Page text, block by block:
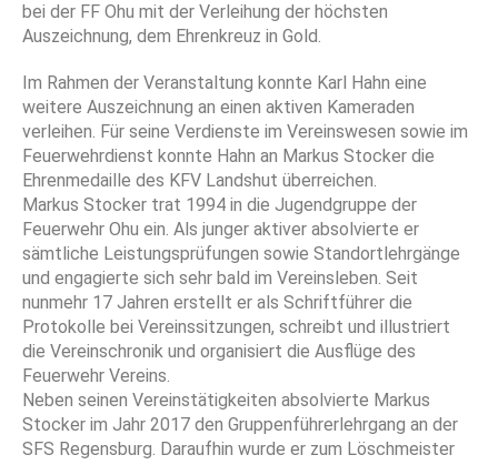
bei der FF Ohu mit der Verleihung der höchsten
Auszeichnung, dem Ehrenkreuz in Gold.
Im Rahmen der Veranstaltung konnte Karl Hahn eine
weitere Auszeichnung an einen aktiven Kameraden
verleihen. Für seine Verdienste im Vereinswesen sowie im
Feuerwehrdienst konnte Hahn an Markus Stocker die
Ehrenmedaille des KFV Landshut überreichen.
Markus Stocker trat 1994 in die Jugendgruppe der
Feuerwehr Ohu ein. Als junger aktiver absolvierte er
sämtliche Leistungsprüfungen sowie Standortlehrgänge
und engagierte sich sehr bald im Vereinsleben. Seit
nunmehr 17 Jahren erstellt er als Schriftführer die
Protokolle bei Vereinssitzungen, schreibt und illustriert
die Vereinschronik und organisiert die Ausflüge des
Feuerwehr Vereins.
Neben seinen Vereinstätigkeiten absolvierte Markus
Stocker im Jahr 2017 den Gruppenführerlehrgang an der
SFS Regensburg. Daraufhin wurde er zum Löschmeister